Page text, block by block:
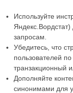
Используйте
запросам.
Убедитесь, что
пользователей
транзакционный
Дополняйте
синонимами для